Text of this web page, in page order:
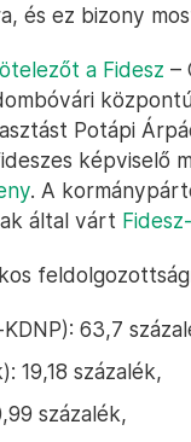
és ez bizony
a Fidesz –
Potápi
képviselő
. A
által várt
63,7
19,18 százalék,
százalék,